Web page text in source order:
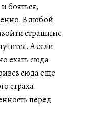
бояться,
В любой
страшные
А если
ехать сюда
сюда еще
страха.
перед